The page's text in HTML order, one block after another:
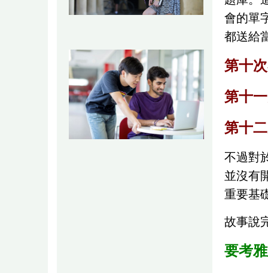
會的單
都送給
第十
第十
第十
不過對
並沒有
重要基
故事說
要考